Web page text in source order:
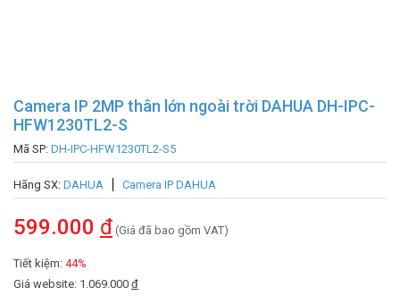
Camera IP 2MP thân lớn ngoài trời DAHUA DH-IPC-
HFW1230TL2-S
Mã SP: DH-IPC-HFW1230TL2-S5
Hãng SX: DAHUA Camera IP DAHUA
599.000 đ (Giá đã bao gồm VAT)
Tiết kiệm: 44%
Giá website: 1.069.000 đ